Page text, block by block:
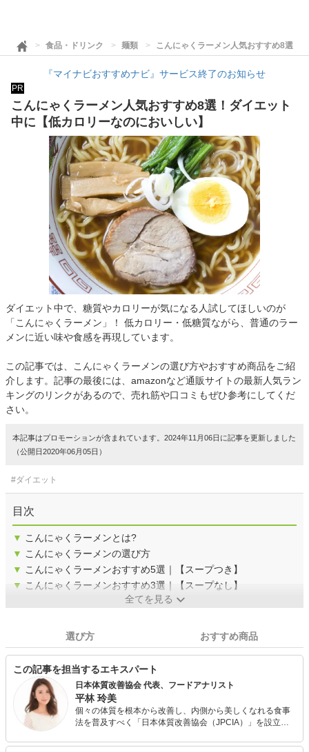
食品・ドリンク 麺類 こんにゃくラーメン人気おすすめ8選！
『マイナビおすすめナビ』サービス終了のお知らせ
PR
こんにゃくラーメン人気おすすめ8選！ダイエット
中に【低カロリーなのにおいしい】
ダイエット中で、糖質やカロリーが気になる人試してほしいのが
「こんにゃくラーメン」！ 低カロリー・低糖質ながら、普通のラー
メンに近い味や食感を再現しています。
この記事では、こんにゃくラーメンの選び方やおすすめ商品をご紹
介します。記事の最後には、amazonなど通販サイトの最新人気ラン
キングのリンクがあるので、売れ筋や口コミもぜひ参考にしてくだ
さい。
本記事はプロモーションが含まれています。2024年11月06日に記事を更新しました
（公開日2020年06月05日）
#ダイエット
目次
▼ こんにゃくラーメンとは?
▼ こんにゃくラーメンの選び方
▼ こんにゃくラーメンおすすめ5選｜【スープつき】
▼ こんにゃくラーメンおすすめ3選｜【スープなし】
全てを見る
選び方 おすすめ商品
この記事を担当するエキスパート
日本体質改善協会 代表、フードアナリスト
平林 玲美
個々の体質を根本から改善し、内側から美しくなれる食事
法を普及すべく「日本体質改善協会（JPCIA）」を設立。
サロンと提携し、体質改善を目的とする食事指導を行う。